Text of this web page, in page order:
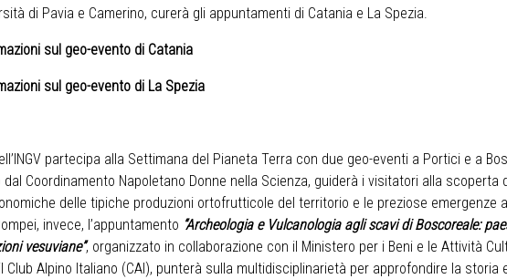
di Pavia e Camerino, curerà gli appuntamenti di Catania e La Spezia.
sul geo-evento di Catania
sul geo-evento di La Spezia
partecipa alla Settimana del Pianeta Terra con due geo-eventi a Portici e a
dal Coordinamento Napoletano Donne nella Scienza, guiderà i visitatori alla scoperta
delle tipiche produzioni ortofrutticole del territorio e le preziose
invece, l’appuntamento “Archeologia e Vulcanologia agli scavi di Boscoreale:
vesuviane”, organizzato in collaborazione con il Ministero per i Beni e le Attività
Club Alpino Italiano (CAI), punterà sulla multidisciplinarietà per approfondire la